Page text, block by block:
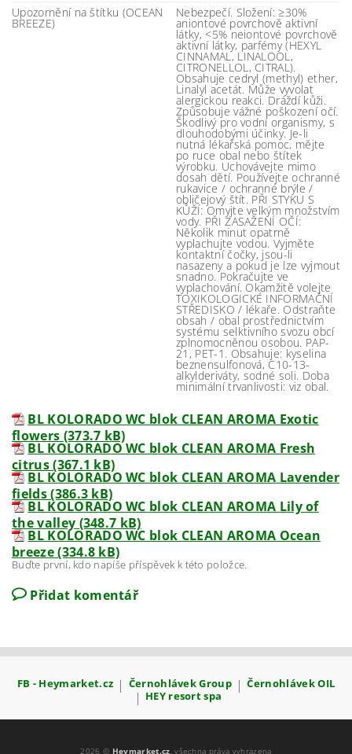
Upozornění na štítku (OCEAN
BREEZE)
Nebezpečí. Složení: ≥30%
aniontové povrchově aktivní
látky, <5% neiontové povrchově
aktivní látky, parfémy (HEXYL
CINNAMAL, LINALOOL,
CITRONELLOL, CITRAL).
Obsahuje cedryl (methyl) ether,
Linalyl acetát. Může vyvolat
alergickou reakci. Dráždí kůži.
Způsobuje vážné poškození očí.
Škodlivý pro vodní organismy, s
dlouhodobými účinky. Je-li
nutná lékařská pomoc, mějte
po ruce obal nebo štítek
výrobku. Uchovávejte mimo
dosah dětí. Používejte ochranné
rukavice / ochranné brýle /
obličejový štít. PŘI STYKU S
KŮŽÍ: Omyjte velkým množstvím
vody. PŘI ZASAŽENÍ OČÍ:
Několik minut opatrně
vyplachujte vodou. Vyjměte
kontaktní čočky, jsou-li
nasazeny a pokud je lze vyjmout
snadno. Pokračujte ve
vyplachování. Okamžitě volejte
TOXIKOLOGICKÉ INFORMAČNÍ
STŘEDISKO / lékaře. Odstraňte
obsah / obal prostřednictvím
systému selktivního svozu obcí
zplnomocněnou osobou. PAP-
21, PET-1. Obsahuje: kyselina
beznensulfonová, C10-13-
alkylderiváty, sodné soli. Doba
minimální trvanlivosti: viz obal.
BL KOLORADO WC blok CLEAN AROMA Exotic
flowers (373.7 kB)
BL KOLORADO WC blok CLEAN AROMA Fresh
citrus (367.1 kB)
BL KOLORADO WC blok CLEAN AROMA Lavender
fields (386.3 kB)
BL KOLORADO WC blok CLEAN AROMA Lily of
the valley (348.7 kB)
BL KOLORADO WC blok CLEAN AROMA Ocean
breeze (334.8 kB)
Buďte první, kdo napíše příspěvek k této položce.
Přidat komentář
FB - Heymarket.cz | Černohlávek Group | Černohlávek OIL
| HEY resort spa
2026 © Heymarket.cz, všechna práva vyhrazena